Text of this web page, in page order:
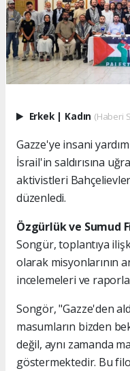
Erkek | Kadın (Haberi
Gazze'ye insani
İsrail'in saldırısına
aktivistleri
düzenledi.
Özgürlük ve Sumud
Songür, toplantıya
olarak misyonlarının
incelemeleri ve
Songör, "Gazze'den
masumların bizden
değil, aynı zamanda
göstermektedir. Bu